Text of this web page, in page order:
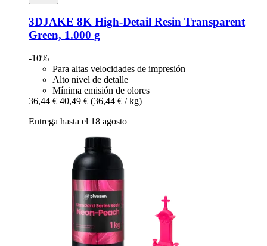
3DJAKE 8K High-​Detail Resin Transparent
Green, 1.000 g
-10%
Para altas velocidades de impresión
Alto nivel de detalle
Mínima emisión de olores
36,44 € 40,49 € (36,44 € / kg)
Entrega hasta el 18 agosto